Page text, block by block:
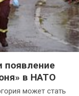
появление
в НАТО
может стать